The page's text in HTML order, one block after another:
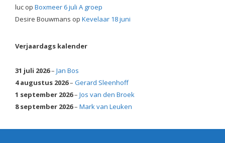
luc op Boxmeer 6 juli A groep
Desire Bouwmans op Kevelaar 18 juni
Verjaardags kalender
31 juli 2026– Jan Bos
4 augustus 2026– Gerard Sleenhoff
1 september 2026– Jos van den Broek
8 september 2026– Mark van Leuken